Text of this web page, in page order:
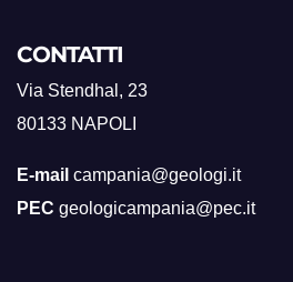
CONTATTI
Via Stendhal, 23
80133 NAPOLI
E-mail campania@geologi.it
PEC geologicampania@pec.it